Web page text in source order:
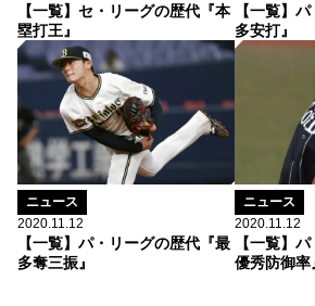
【一覧】セ・リーグの歴代『本
塁打王』
【一覧】
多安打』
ニュース
2020.11.12
【一覧】パ・リーグの歴代『最
多奪三振』
ニュース
2020.11.12
【一覧】
優秀防御率